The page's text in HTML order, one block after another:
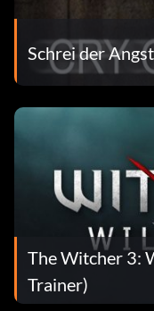
Schrei der
The Witcher 3:
Trainer)